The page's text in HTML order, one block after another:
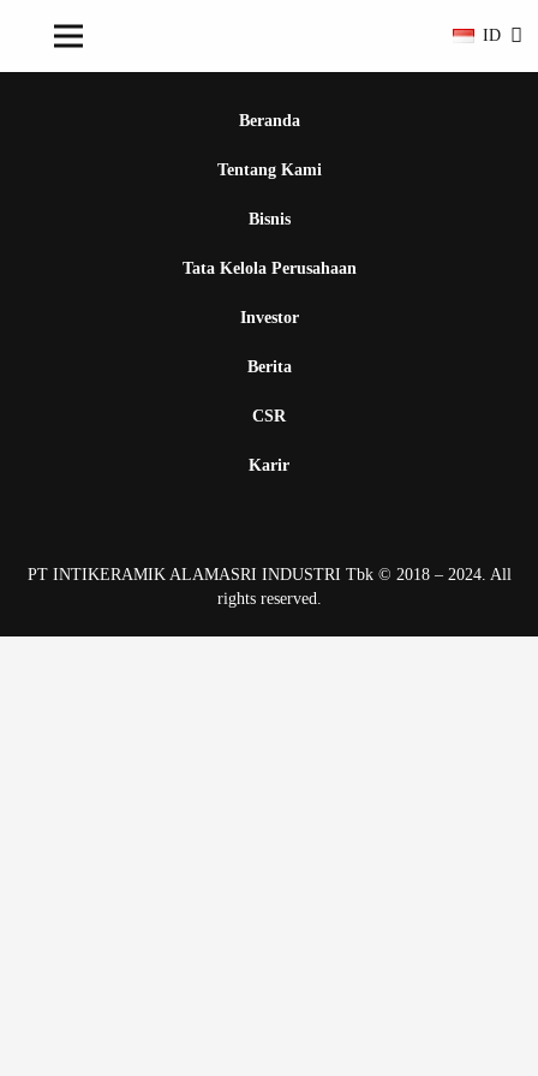
ID
Beranda
Tentang Kami
Bisnis
Tata Kelola Perusahaan
Investor
Berita
CSR
Karir
PT INTIKERAMIK ALAMASRI INDUSTRI Tbk © 2018 – 2024. All
rights reserved.